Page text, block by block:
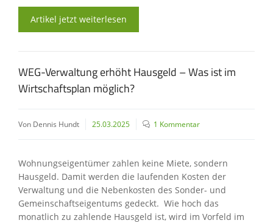
Artikel jetzt weiterlesen
WEG-Verwaltung erhöht Hausgeld – Was ist im
Wirtschaftsplan möglich?
Von Dennis Hundt 25.03.2025 1 Kommentar
Wohnungseigentümer zahlen keine Miete, sondern
Hausgeld. Damit werden die laufenden Kosten der
Verwaltung und die Nebenkosten des Sonder- und
Gemeinschaftseigentums gedeckt. Wie hoch das
monatlich zu zahlende Hausgeld ist, wird im Vorfeld im